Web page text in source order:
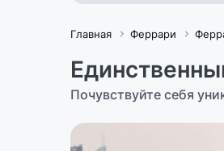
Главная Феррари
Почувствуйте себя